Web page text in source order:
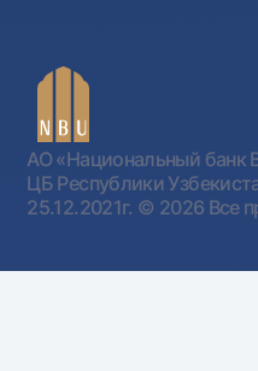
АО «Национальный банк
ЦБ Республики
25.12.2021г. © 2026 Все